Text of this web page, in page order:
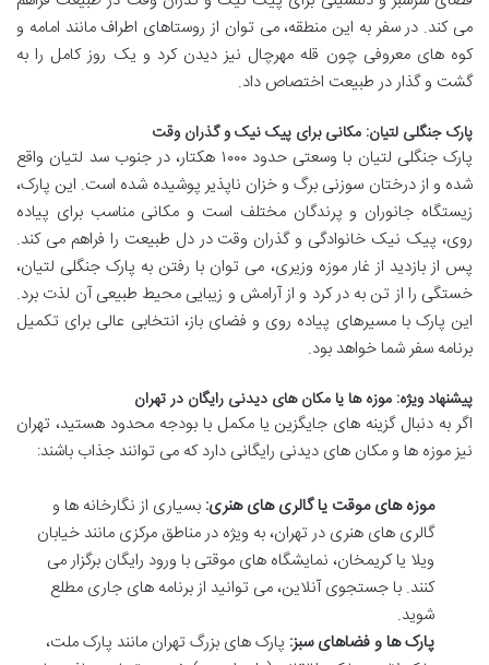
می کند. در سفر به این منطقه، می توان از روستاهای اطراف مانند امامه و
کوه های معروفی چون قله مهرچال نیز دیدن کرد و یک روز کامل را به
گشت و گذار در طبیعت اختصاص داد.
پارک جنگلی لتیان: مکانی برای پیک نیک و گذران وقت
پارک جنگلی لتیان با وسعتی حدود ۱۰۰۰ هکتار، در جنوب سد لتیان واقع
شده و از درختان سوزنی برگ و خزان ناپذیر پوشیده شده است. این پارک،
زیستگاه جانوران و پرندگان مختلف است و مکانی مناسب برای پیاده
روی، پیک نیک خانوادگی و گذران وقت در دل طبیعت را فراهم می کند.
پس از بازدید از غار موزه وزیری، می توان با رفتن به پارک جنگلی لتیان،
خستگی را از تن به در کرد و از آرامش و زیبایی محیط طبیعی آن لذت برد.
این پارک با مسیرهای پیاده روی و فضای باز، انتخابی عالی برای تکمیل
برنامه سفر شما خواهد بود.
پیشنهاد ویژه: موزه ها یا مکان های دیدنی رایگان در تهران
اگر به دنبال گزینه های جایگزین یا مکمل با بودجه محدود هستید، تهران
نیز موزه ها و مکان های دیدنی رایگانی دارد که می توانند جذاب باشند:
موزه های موقت یا گالری های هنری: بسیاری از نگارخانه ها و
گالری های هنری در تهران، به ویژه در مناطق مرکزی مانند خیابان
ویلا یا کریمخان، نمایشگاه های موقتی با ورود رایگان برگزار می
کنند. با جستجوی آنلاین، می توانید از برنامه های جاری مطلع
شوید.
پارک ها و فضاهای سبز: پارک های بزرگ تهران مانند پارک ملت،